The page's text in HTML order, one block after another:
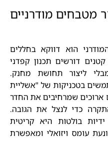
מטבחים מודרניים
הוא דווקא בחללים
דורשים תכנון קפדני
ליצור תחושת מחנק.
בטכניקות של "אשליית
ארוכים שמרחיבים את החדר
כדי לנצל את הגובה.
בולטות היא קריטית
עומס ויזואלי ומאפשרת